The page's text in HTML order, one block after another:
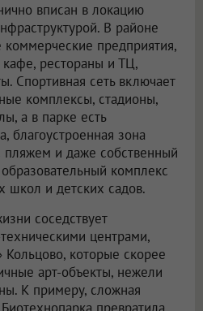
вписан в локацию
В районе
предприятия,
рестораны и ТЦ,
Спортивная сеть включает
комплексы, стадионы,
а в парке есть
благоустроенная зона
пляжем и даже собственный
комплекс
школ и детских садов.
соседствует
центрами,
которые скорее
арт-объекты, нежели
К примеру, сложная